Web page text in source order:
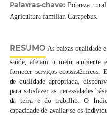
Palavras-chave:Pobreza
Agricultura familiar. Carapebus.
RESUMO As baixas qualidade
saúde, afetam o meio ambiente
fornecer serviços ecossistêmicos.
de qualidade apropriada,
para satisfazer as necessidades
da terra e do trabalho. O
capacidade de avaliar se os